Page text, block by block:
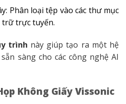
Phân loại tệp vào các thư mục
trực tuyến.
trình này giúp tạo ra một hệ
sàng cho các công nghệ AI
Không Giấy Vissonic